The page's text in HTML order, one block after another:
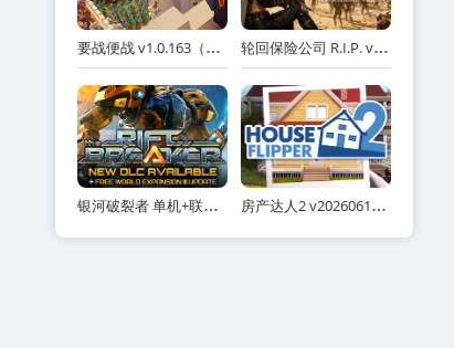
要战便战 v1.0.163（Diplomacy is Not an Option）免安装中文版 轮回保险公司 R.I.P. v0.8.9.3（R.I.P. - Reincarnation Insurance Program）免安装中文版
银河破裂者 单机+联机 v1186.847 全DLC 送修改器 原声音乐（The Riftbreaker Heart of the Swamp）免安装中文版 房产达人2 v20260611 全DLC 单机+联机（House Flipper 2）免安装中文版